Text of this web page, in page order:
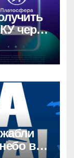
через
в